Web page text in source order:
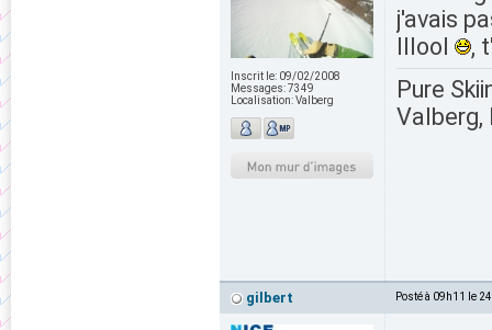
Inscrit le: 09/02/2008
Messages:7349
Localisation:Valberg
j'avais
lllool
,
Pure
Valberg,
gilbert Posté à 09h11 le